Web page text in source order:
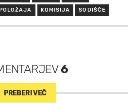
KOMISIJA SODIŠČE
6
PREBERI VEČ